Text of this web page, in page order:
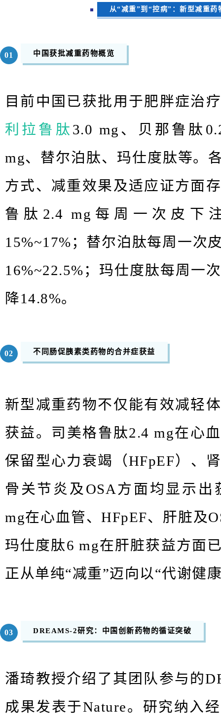
从“减重”到“控病”：新型减重药
01 中国获批减重药物概览
目前中国已获批用于肥胖症治
利拉鲁肽 3.0 mg 、贝那鲁肽
mg、替尔泊肽、玛仕度肽等。
方式、减重效果及适应证方面
鲁肽 2.4 mg 每周一次皮下
15%~17% ；替尔泊肽每周一次
16%~22.5% ；玛仕度肽每周一
降14.8%。
02 不同肠促胰素类药物的合并症获益
新型减重药物不仅能有效减轻
获益。司美格鲁肽2.4 mg在心
保留 型心力衰竭（HFpEF）、
骨关节炎及 OSA 方面均显示出
mg在心血管、HFpEF、肝脏及
玛仕度肽6 mg在肝脏获益方面
正从单纯“减重”迈向以“代谢健
03 DREAMS-2研究：中国创新药物的循证突破
潘琦教授介绍了其团队参与的
成果发表于Nature。研究纳入经